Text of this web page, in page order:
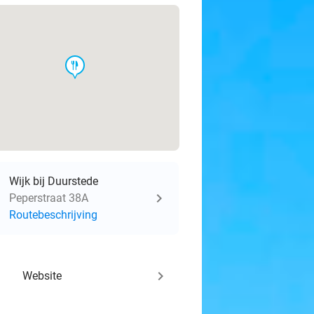
food
Wijk bij Duurstede
Peperstraat 38A
Routebeschrijving
Website keyboard_arrow_right